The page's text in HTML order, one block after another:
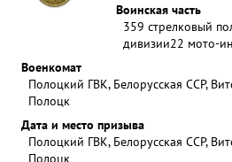
Воинская часть
359 стрелковый
дивизии22 мото-
Военкомат
Полоцкий ГВК, Белорусская ССР,
Полоцк
Дата и место призыва
Полоцкий ГВК, Белорусская ССР,
Полоцк